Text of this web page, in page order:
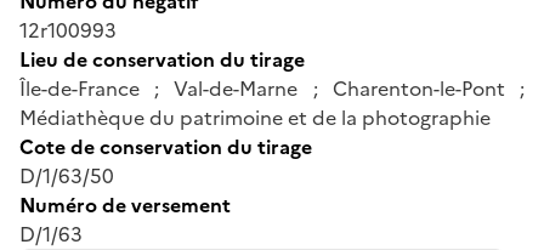
12r100993
Lieu de conservation du tirage
Île-de-France ; Val-de-Marne ; Charenton-le-Pont ;
Médiathèque du patrimoine et de la photographie
Cote de conservation du tirage
D/1/63/50
Numéro de versement
D/1/63